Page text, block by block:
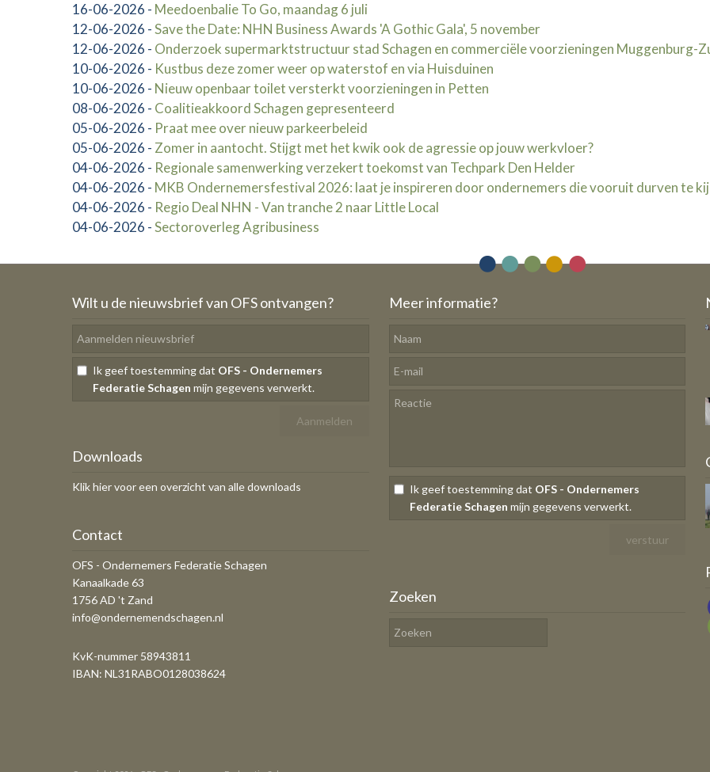
16-06-2026 - Meedoenbalie To Go, maandag 6 juli
12-06-2026 -Save the Date: NHN Business Awards 'A Gothic Gala', 5 november
12-06-2026 - Onderzoek supermarktstructuur stad Schagen en commerciële voorzieningen Muggenburg-
10-06-2026 - Kustbus deze zomer weer op waterstof en via Huisduinen
10-06-2026 - Nieuw openbaar toilet versterkt voorzieningen in Petten
08-06-2026 - Coalitieakkoord Schagen gepresenteerd
05-06-2026 - Praat mee over nieuw parkeerbeleid
05-06-2026 - Zomer in aantocht. Stijgt met het kwik ook de agressie op jouw werkvloer?
04-06-2026 - Regionale samenwerking verzekert toekomst van Techpark Den Helder
04-06-2026 - MKB Ondernemersfestival 2026: laat je inspireren door ondernemers die vooruit durven te
04-06-2026 - Regio Deal NHN - Van tranche 2 naar Little Local
04-06-2026 -Sectoroverleg Agribusiness
Wilt u de nieuwsbrief van OFS ontvangen?
Ik geef toestemming dat OFS - Ondernemers
Federatie Schagen mijn gegevens verwerkt.
Downloads
Klik hier voor een overzicht van alle downloads
Contact
OFS - Ondernemers Federatie Schagen
Kanaalkade 63
1756 AD 't Zand
info@ondernemendschagen.nl
KvK-nummer 58943811
IBAN: NL31RABO0128038624
Meer informatie?
Ik geef toestemming dat OFS - Ondernemers
Federatie Schagen mijn gegevens verwerkt.
Zoeken